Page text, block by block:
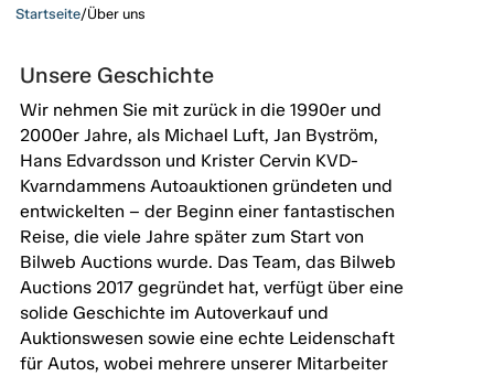
Startseite/Über uns
Unsere Geschichte
Wir nehmen Sie mit zurück in die 1990er und
2000er Jahre, als Michael Luft, Jan Byström,
Hans Edvardsson und Krister Cervin KVD-
Kvarndammens Autoauktionen gründeten und
entwickelten – der Beginn einer fantastischen
Reise, die viele Jahre später zum Start von
Bilweb Auctions wurde. Das Team, das Bilweb
Auctions 2017 gegründet hat, verfügt über eine
solide Geschichte im Autoverkauf und
Auktionswesen sowie eine echte Leidenschaft
für Autos, wobei mehrere unserer Mitarbeiter